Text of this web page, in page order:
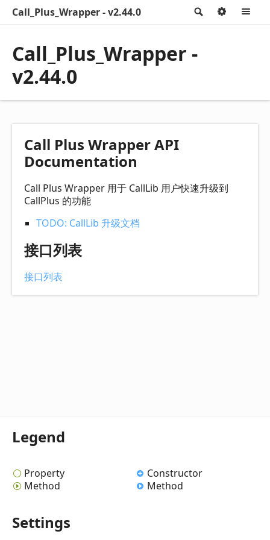
Search
Call_Plus_Wrapper - v2.44.0 Options
Call_Plus_Wrapper -
v2.44.0
Call Plus Wrapper API
Documentation
Call Plus Wrapper 用于 CallLib 用户快速升级到
CallPlus 的功能
TODO: CallLib 升级文档
接口列表
接口列表
Legend
Property
Method
Constructor
Method
Settings